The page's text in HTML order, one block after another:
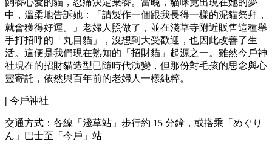
飼養心愛的貓，忍痛決定棄養。當晚，貓咪竟出現在她的夢
中，溫柔地告訴她：「請製作一個跟我長得一樣的泥貓祭拜，
就會獲得好運。」老婦人照做了，並在淺草寺附近販售這種舉
手打招呼的「丸目貓」，沒想到大受歡迎，也因此改善了生
活。這便是我們現在熟知的「招財貓」起源之一。雖然今戶神
社現在的招財貓造型已隨時代演變，但那份對毛孩的思念與心
靈寄託，依然與百年前的老婦人一樣純粹。
| 今戶神社
交通方式：各線「淺草站」步行約 15 分鐘，或搭乘「めぐり
ん」巴士至「今戶」站